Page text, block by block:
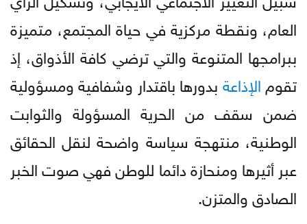
العام، ونقطة مركزية في حياة المجتمع، متميزة
ببرامجها المتنوعة والتي ترضي كافة الأذواق، إذ
تقومالإذاعةبدورها باقتدار وشفافية ومسؤولية
ضمن سقف من الحرية المسؤولة والثوابت
الوطنية، منتهجة سياسة واضحة لنقل الحقائق
عبر أثيرها ومنحازة دائما للوطن فهي صوت الخبر
الصادق والمتزن.